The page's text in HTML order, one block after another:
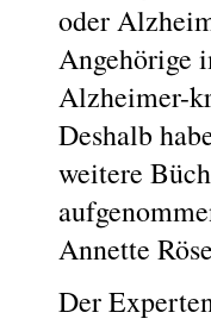
oder
Angehörige
Alzheimer-
Deshalb
weitere
Annette
Der